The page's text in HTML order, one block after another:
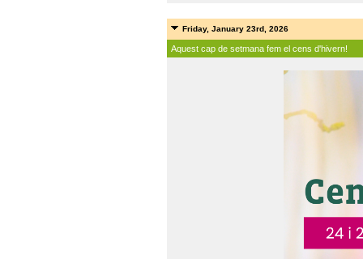
Friday, January 23rd, 2026
Aquest cap de setmana fem el cens d'hivern!